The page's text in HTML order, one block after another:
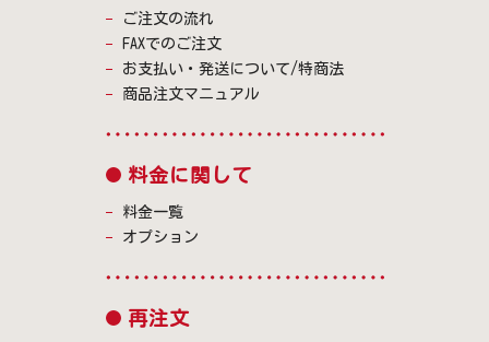
ご注文の流れ
FAXでのご注文
お支払い・発送について/特商法
商品注文マニュアル
料金に関して
料金一覧
オプション
再注文